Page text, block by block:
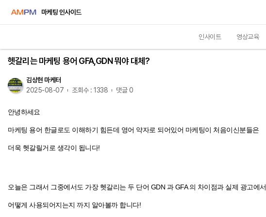
마케팅 인사이드
인사이트 영상교육
헷갈리는 마케팅 용어 GFA,GDN 뭐야 대체?
김상현 마케터
2025-08-07
조회수 : 1338 댓글 0
안녕하세요
마케팅 용어 한글로도 이해하기 힘든데 영어 약자로 되어있어 마케팅이 처음이신분들은
더욱 헷갈릴거로 생각이 됩니다!
오늘은 그래서 그중에서도 가장 헷갈리는 두 단어 GDN 과 GFA 의 차이점과 실제 광고에서
어떻게 사용되어지는지 까지 알아볼까 합니다!